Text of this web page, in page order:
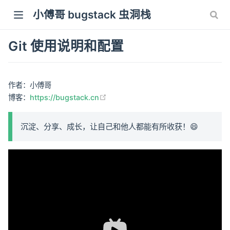
小傅哥 bugstack 虫洞栈
Git 使用说明和配置
作者：小傅哥
博客： https://bugstack.cn
沉淀、分享、成长，让自己和他人都能有所收获！😄